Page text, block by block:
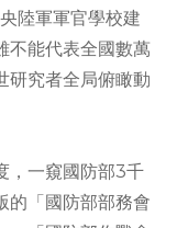
陸軍軍官學校建
不能代表全國數萬
研究者全局俯瞰動
，一窺國防部3千
的「國防部部務會